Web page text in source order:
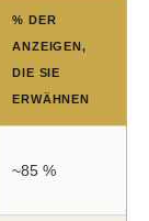
% DER
ANZEIGEN,
DIE SIE
ERWÄHNEN
~85 %